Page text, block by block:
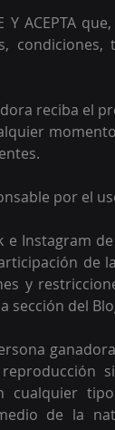
ACEPTA
condiciones,
reciba el
por el
Instagram
de
y
sección del
cualquier
de la